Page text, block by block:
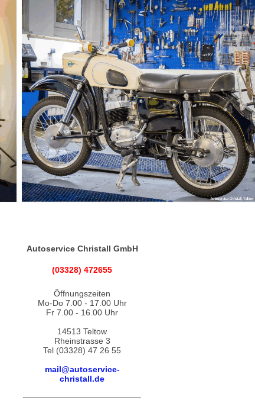
Autoservice Christall GmbH
(03328) 472655
Öffnungszeiten
Mo-Do 7.00 - 17.00 Uhr
Fr 7.00 - 16.00 Uhr
14513 Teltow
Rheinstrasse 3
Tel (03328) 47 26 55
mail@autoservice-
christall.de